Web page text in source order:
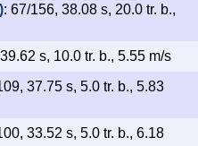
: 67/156, 38.08 s, 20.0 tr. b.,
s, 10.0 tr. b., 5.55 m/s
37.75 s, 5.0 tr. b., 5.83
33.52 s, 5.0 tr. b., 6.18